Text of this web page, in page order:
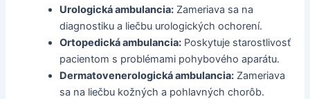
Urologická ambulancia: Zameriava sa na
diagnostiku a liečbu urologických ochorení.
Ortopedická ambulancia: Poskytuje starostlivosť
pacientom s problémami pohybového aparátu.
Dermatovenerologická ambulancia: Zameriava
sa na liečbu kožných a pohlavných chorôb.